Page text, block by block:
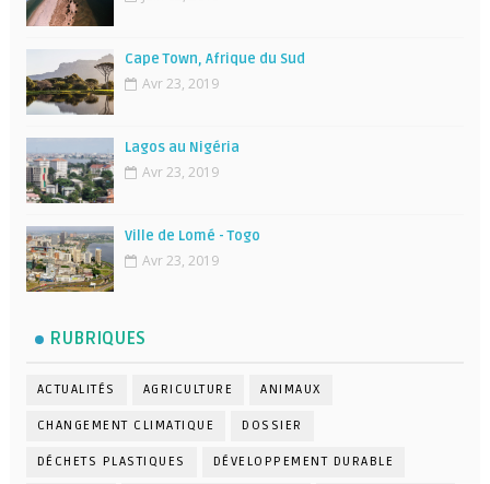
Cape Town, Afrique du Sud
Avr 23, 2019
Lagos au Nigéria
Avr 23, 2019
Ville de Lomé - Togo
Avr 23, 2019
RUBRIQUES
ACTUALITÉS AGRICULTURE ANIMAUX
CHANGEMENT CLIMATIQUE DOSSIER
DÉCHETS PLASTIQUES DÉVELOPPEMENT DURABLE